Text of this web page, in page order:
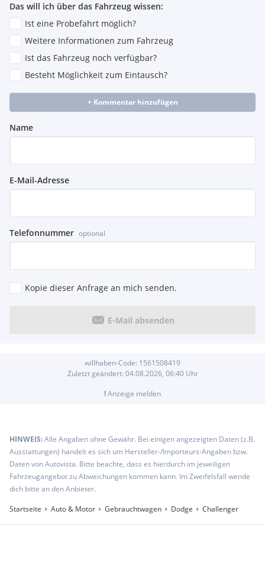
Das will ich über das Fahrzeug wissen:
Ist eine Probefahrt möglich?
Weitere Informationen zum Fahrzeug
Ist das Fahrzeug noch verfügbar?
Besteht Möglichkeit zum Eintausch?
+ Kommentar hinzufügen
Name
E-Mail-Adresse
Telefonnummer optional
Kopie dieser Anfrage an mich senden.
E-Mail absenden
willhaben-Code: 1561508419
Zuletzt geändert: 04.08.2026, 06:40Uhr
!Anzeige melden
HINWEIS:Alle Angaben ohne Gewähr. Bei einigen angezeigten Daten (z.B.
Ausstattungen) handelt es sich um Hersteller-/Importeurs-Angaben bzw.
Daten von Autovista. Bitte beachte, dass es hierdurch im jeweiligen
Fahrzeugangebot zu Abweichungen kommen kann. Im Zweifelsfall wende
dich bitte an den Anbieter.
Startseite
Auto & Motor Gebrauchtwagen Dodge Challenger